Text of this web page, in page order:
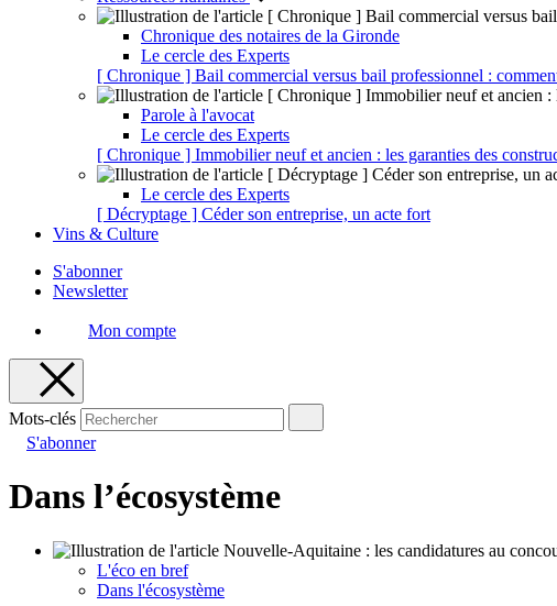
Chronique des notaires de la Gironde
Le cercle des Experts
[ Chronique ] Bail commercial versus bail professionnel :
Parole à l'avocat
Le cercle des Experts
[ Chronique ] Immobilier neuf et ancien : les garanties des
Le cercle des Experts
[ Décryptage ] Céder son entreprise, un acte fort
Vins & Culture
S'abonner
Newsletter
Mon compte
Mots-clés
S'abonner
Dans l’écosystème
L'éco en bref
Dans l'écosystème